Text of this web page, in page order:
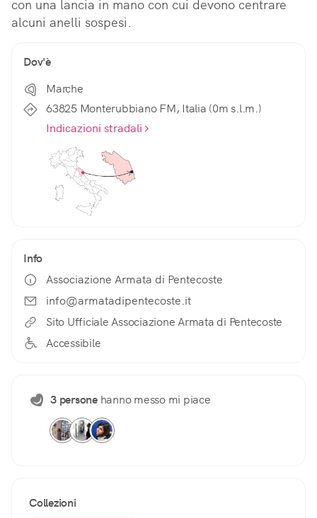
con una lancia in mano con cui devono centrare
alcuni anelli sospesi.
Dov'è
Marche
63825 Monterubbiano FM, Italia (0m s.l.m.)
Indicazioni stradali
Info
Associazione Armata di Pentecoste
info@armatadipentecoste.it
Sito Ufficiale Associazione Armata di Pentecoste
Accessibile
3 personehanno messo mi piace
Collezioni